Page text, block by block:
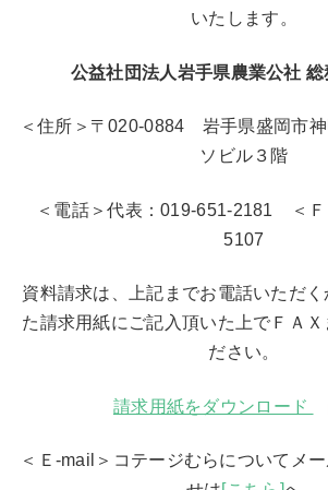
いたします。
公益社団法人岩手県農業公社
＜住所＞〒020-0884 岩手県盛岡市
ソビル３階
＜電話＞代表：019-651-2181 ＜
5107
資料請求は、上記までお電話いただ
た請求用紙にご記入頂いた上でＦＡＸ
ださい。
請求用紙をダウンロード
＜Ｅ-mail＞コテージむらについてメ